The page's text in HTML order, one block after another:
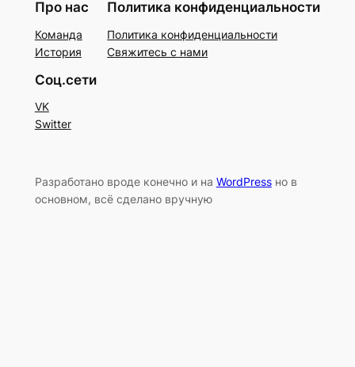
Про нас
Команда
История
Политика конфиденциальности
Политика конфиденциальности
Свяжитесь с нами
Соц.сети
VK
Switter
Разработано вроде конечно и на WordPressно в
основном, всё сделано вручную